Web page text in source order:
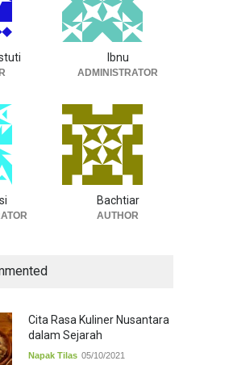
Ibnu
ADMINISTRATOR
Bachtiar
AUTHOR
Cita Rasa Kuliner Nusantara
dalam Sejarah
Napak Tilas 05/10/2021